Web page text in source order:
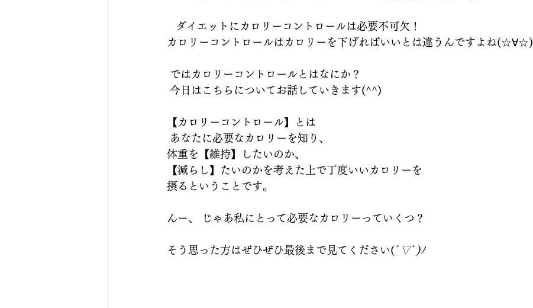
   ダイエットにカロリーコントロールは必要不可欠！
カロリーコントロールはカロリーを下げればいいとは違うんですよね(☆∀☆)
ではカロリーコントロールとはなにか？
今日はこちらについてお話していきます(^^)
【カロリーコントロール】とは
あなたに必要なカロリーを知り、
体重を【維持】したいのか、
【減らし】たいのかを考えた上で丁度いいカロリーを
摂るということです。
んー、 じゃあ私にとって必要なカロリーっていくつ？
そう思った方はぜひぜひ最後まで見てください( ﾟ▽ﾟ)ﾉ